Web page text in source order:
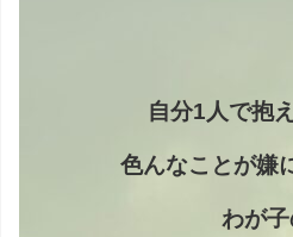
自分1人で抱
色んなことが嫌
わが